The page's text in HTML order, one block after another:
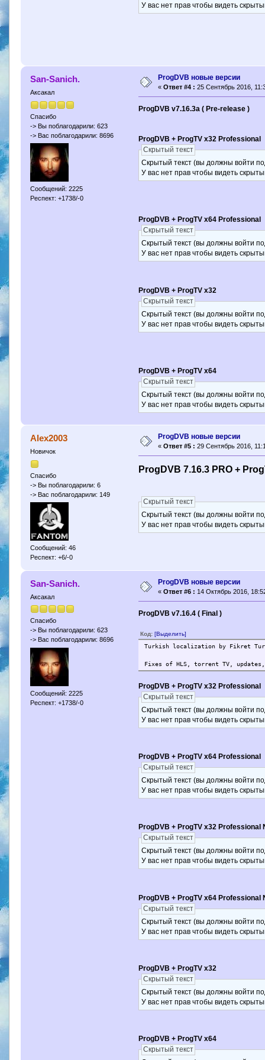
У вас нет прав чтобы видеть
San-Sanich.
Аксакал
Спасибо
-> Вы поблагодарили: 623
-> Вас поблагодарили: 8696
Сообщений: 2225
Респект: +1738/-0
ProgDVB новые версии
« Ответ #4 : 25 Сентябрь 2016,
ProgDVB v7.16.3a ( Pre-release )
ProgDVB + ProgTV x32 Professional
Скрытый текст
Скрытый текст (вы должны войти
У вас нет прав чтобы видеть
ProgDVB + ProgTV x64 Professional
Скрытый текст
Скрытый текст (вы должны войти
У вас нет прав чтобы видеть
ProgDVB + ProgTV x32
Скрытый текст
Скрытый текст (вы должны войти
У вас нет прав чтобы видеть
ProgDVB + ProgTV x64
Скрытый текст
Скрытый текст (вы должны войти
У вас нет прав чтобы видеть
Alex2003
Новичок
Спасибо
-> Вы поблагодарили: 6
-> Вас поблагодарили: 149
Сообщений: 46
Респект: +6/-0
ProgDVB новые версии
« Ответ #5 : 29 Сентябрь 2016,
ProgDVB 7.16.3 PRO +
Скрытый текст
Скрытый текст (вы должны войти
У вас нет прав чтобы видеть
San-Sanich.
Аксакал
Спасибо
-> Вы поблагодарили: 623
-> Вас поблагодарили: 8696
Сообщений: 2225
Респект: +1738/-0
ProgDVB новые версии
« Ответ #6 : 14 Октябрь 2016,
ProgDVB v7.16.4 ( Final )
Код:[Выделить]
Turkish localization by Fikret
Fixes of HLS, torrent TV,
ProgDVB + ProgTV x32 Professional
Скрытый текст
Скрытый текст (вы должны войти
У вас нет прав чтобы видеть
ProgDVB + ProgTV x64 Professional
Скрытый текст
Скрытый текст (вы должны войти
У вас нет прав чтобы видеть
ProgDVB + ProgTV x32 Professional
Скрытый текст
Скрытый текст (вы должны войти
У вас нет прав чтобы видеть
ProgDVB + ProgTV x64 Professional
Скрытый текст
Скрытый текст (вы должны войти
У вас нет прав чтобы видеть
ProgDVB + ProgTV x32
Скрытый текст
Скрытый текст (вы должны войти
У вас нет прав чтобы видеть
ProgDVB + ProgTV x64
Скрытый текст